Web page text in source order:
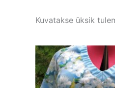
Kuvatakse üksik
Sellel
tootel
on